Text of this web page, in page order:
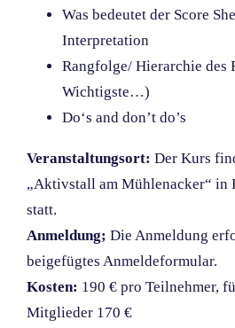
Was bedeutet der Score
Interpretation
Rangfolge/ Hierarchie des
Wichtigste…)
Do‘s and don’t do’s
Veranstaltungsort: Der Kurs
„Aktivstall am Mühlenacker“ in
statt.
Anmeldung; Die Anmeldung
beigefügtes Anmeldeformular.
Kosten: 190 € pro Teilnehmer,
Mitglieder 170 €